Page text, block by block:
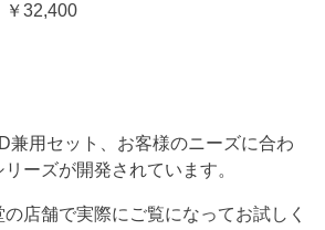
￥32,400
兼用セット、お客様のニーズに合わ
ーズが開発されています。
店舗で実際にご覧になってお試しく